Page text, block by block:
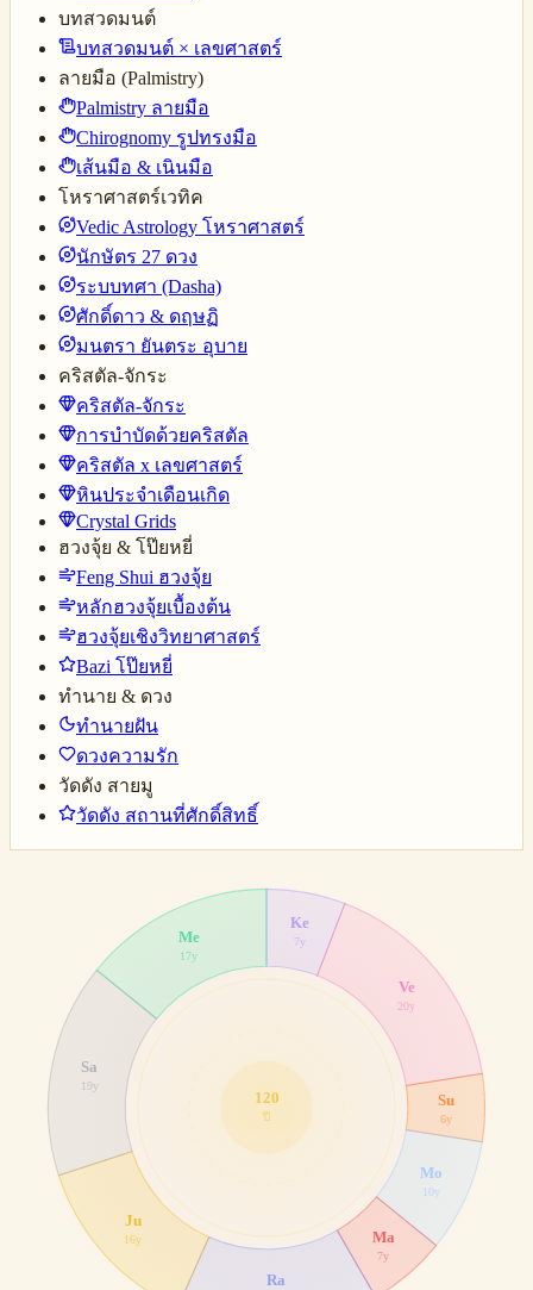
บทสวดมนต์
บทสวดมนต์ × เลขศาสตร์
ลายมือ (Palmistry)
Palmistry ลายมือ
Chirognomy รูปทรงมือ
เส้นมือ & เนินมือ
โหราศาสตร์เวทิค
Vedic Astrology โหราศาสตร์
นักษัตร 27 ดวง
ระบบทศา (Dasha)
ศักดิ์ดาว & ดฤษฏิ
มนตรา ยันตระ อุบาย
คริสตัล-จักระ
คริสตัล-จักระ
การบำบัดด้วยคริสตัล
คริสตัล x เลขศาสตร์
หินประจำเดือนเกิด
Crystal Grids
ฮวงจุ้ย & โป๊ยหยี่
Feng Shui ฮวงจุ้ย
หลักฮวงจุ้ยเบื้องต้น
ฮวงจุ้ยเชิงวิทยาศาสตร์
Bazi โป๊ยหยี่
ทำนาย & ดวง
ทำนายฝัน
ดวงความรัก
วัดดัง สายมู
วัดดัง สถานที่ศักดิ์สิทธิ์
Ke
7y
Ve
20y
Su
6y
Mo
10y
Ma
7y
Ra
Ju
16y
Sa
19y
Me
17y
120
ปี